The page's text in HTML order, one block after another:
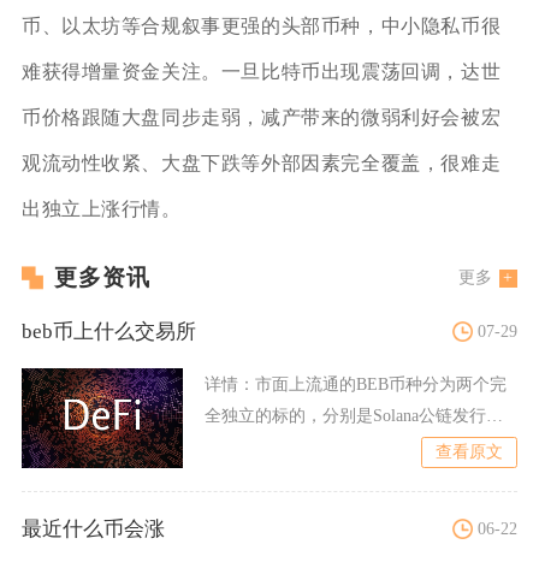
币、以太坊等合规叙事更强的头部币种，中小隐私币很
难获得增量资金关注。一旦比特币出现震荡回调，达世
币价格跟随大盘同步走弱，减产带来的微弱利好会被宏
观流动性收紧、大盘下跌等外部因素完全覆盖，很难走
出独立上涨行情。
更多资讯 更多
beb币上什么交易所 07-29
详情： 市面上流通的BEB币种分为两个完
全独立的标的，分别是Solana公链发行的
查看原文
最近什么币会涨 06-22